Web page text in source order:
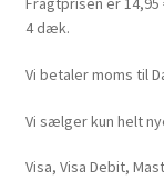
4 dæk.
Vi betaler moms til
Vi sælger kun helt
Visa, Visa Debit,